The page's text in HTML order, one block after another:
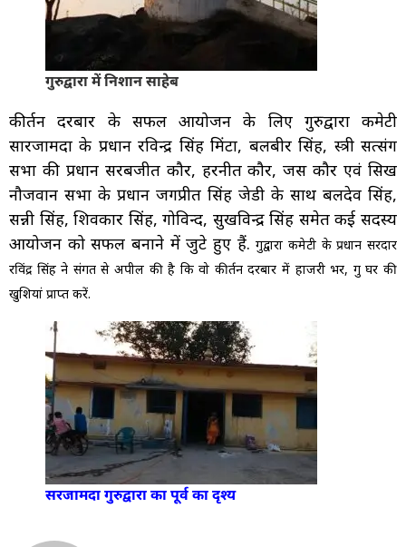
गुरुद्वारा में निशान साहेब
कीर्तन दरबार के सफल आयोजन के लिए गुरुद्वारा कमेटी
सारजामदा के प्रधान रविन्द्र सिंह मिंटा, बलबीर सिंह, स्त्री सत्संग
सभा की प्रधान सरबजीत कौर, हरनीत कौर, जस कौर एवं सिख
नौजवान सभा के प्रधान जगप्रीत सिंह जेडी के साथ बलदेव सिंह,
सन्नी सिंह, शिवकार सिंह, गोविन्द, सुखविन्द्र सिंह समेत कई सदस्य
आयोजन को सफल बनाने में जुटे हुए हैं.गुरुद्वारा कमेटी के प्रधान सरदार
रविंद्र सिंह ने संगत से अपील की है कि वो कीर्तन दरबार में हाजरी भर, गुरु घर की
खुशियां प्राप्त करें.
सरजामदा गुरुद्वारा का पूर्व का दृश्य